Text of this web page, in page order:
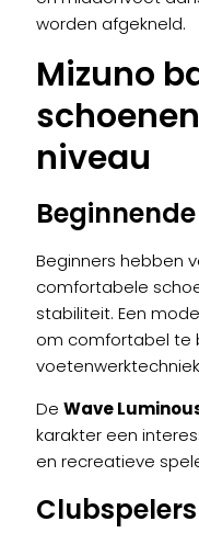
worden afgekneld.
Mizuno
niveau
Beginners hebben
comfortabele
stabiliteit. Een
om comfortabel te
De Wave
karakter een
en recreatieve
Clubspelers